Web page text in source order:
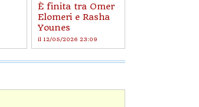
È finita tra Omer
Elomeri e Rasha
Younes
il 12/05/2026 23:09